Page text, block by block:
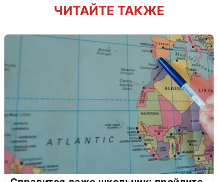
ЧИТАЙТЕ ТАКЖЕ